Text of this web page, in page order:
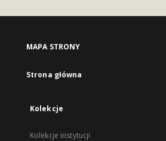
MAPA STRONY
Strona główna
Kolekcje
Kolekcje instytucji